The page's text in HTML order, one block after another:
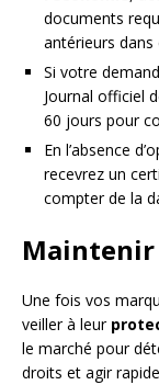
documents
antérieurs dans
Si votre
Journal officiel
60 jours pour
En l’absence
recevrez un
compter de la
Une fois vos
veiller à leur
le marché pour
droits et agir